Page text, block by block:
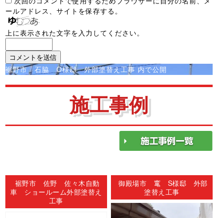
ールアドレス、サイトを保存する。
上に表示された文字を入力してください。
投
稿
ゲ
ン
裾野市 石脇 O様邸 外部塗替え工事 内で公開
施工事例
裾野市 佐野 佐々木自動
車 ショールーム外部塗替え
工事
御殿場市 竃 S様邸 外部
塗替え工事